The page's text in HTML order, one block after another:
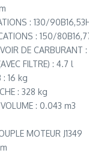
: 130/
: 150/
DE CARBURANT
FILTRE) : 4.7 l
: 16 kg
: 328 kg
: 0.043 m3
MOTEUR J1349